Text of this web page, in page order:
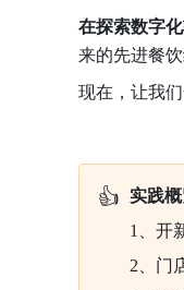
在探索数字
来的先进餐
现在，让我
👍 实践
1、开
2、门